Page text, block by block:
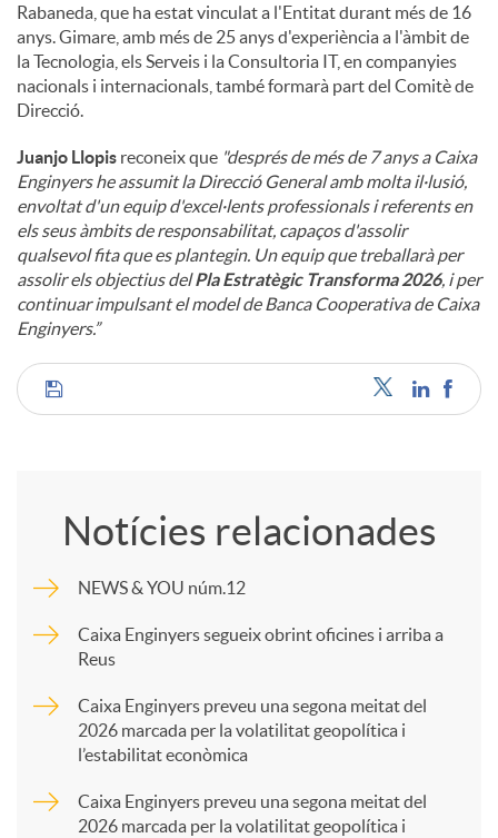
Rabaneda, que ha estat vinculat a l'Entitat durant més de 16
anys. Gimare, amb més de 25 anys d'experiència a l'àmbit de
la Tecnologia, els Serveis i la Consultoria IT, en companyies
nacionals i internacionals, també formarà part del Comitè de
Direcció.
Juanjo Llopis reconeix que "després de més de 7 anys a Caixa
Enginyers he assumit la Direcció General amb molta il·lusió,
envoltat d'un equip d'excel·lents professionals i referents en
els seus àmbits de responsabilitat, capaços d'assolir
qualsevol fita que es plantegin. Un equip que treballarà per
assolir els objectius delPla Estratègic Transforma 2026, i per
continuar impulsant el model de Banca Cooperativa de Caixa
Enginyers.”
C
p
a
Notícies relacionades
NEWS & YOU núm.12
Caixa Enginyers segueix obrint oficines i arriba a
Reus
Caixa Enginyers preveu una segona meitat del
2026 marcada per la volatilitat geopolítica i
l’estabilitat econòmica
Caixa Enginyers preveu una segona meitat del
2026 marcada per la volatilitat geopolítica i